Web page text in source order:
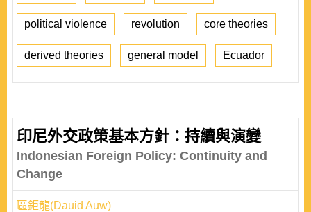
political violence revolution core theories
derived theories general model Ecuador
印尼外交政策基本方針：持續與演變
Indonesian Foreign Policy: Continuity and
Change
區鉅龍(Dauid Auw)